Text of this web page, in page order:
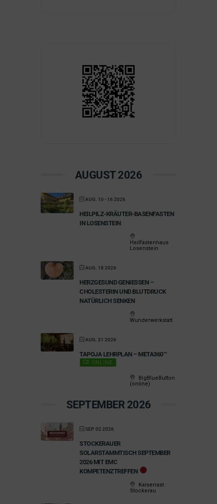
AUGUST 2026
AUG. 10 - 16 2026
HEILPILZ-KRÄUTER-BASENFASTEN
IN LOSENSTEIN
Heilfastenhaus
Losenstein
AUG. 18 2026
HERZGESUND GENIESSEN – C
HOLESTERIN UND BLUTDRUCK N
ATÜRLICH SENKEN
Wunderwerkstatt
AUG. 31 2026
TAPOJA LEHRPLAN – META360™
ONLINE
BigBlueButton
(online)
SEPTEMBER 2026
SEP. 02 2026
STOCKERAUER
SOLARSTAMMTISCH SEPTEMBER
2026 MIT EMC
KOMPETENZTREFFEN
Kaiserrast
Stockerau